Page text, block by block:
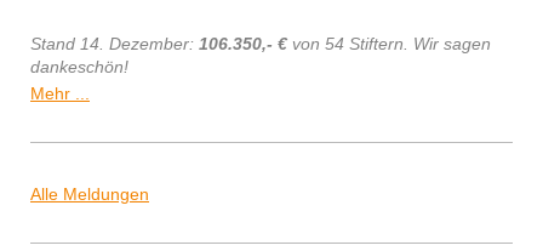
Stand 14. Dezember: 106.350,- € von 54 Stiftern. Wir sagen
dankeschön!
Mehr ...
Alle Meldungen